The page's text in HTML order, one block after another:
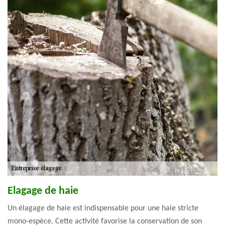
Elagage de haie
Un élagage de haie est indispensable pour une haie stricte
mono-espèce. Cette activité favorise la conservation de son